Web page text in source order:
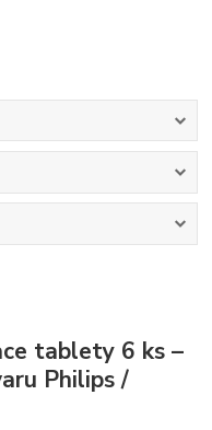
tablety 6 ks –
Philips /